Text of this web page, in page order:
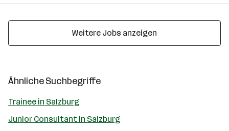
Weitere Jobs anzeigen
Ähnliche Suchbegriffe
Trainee in Salzburg
Junior Consultant in Salzburg